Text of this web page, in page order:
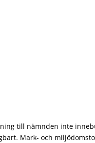
till nämnden inte
Mark- och